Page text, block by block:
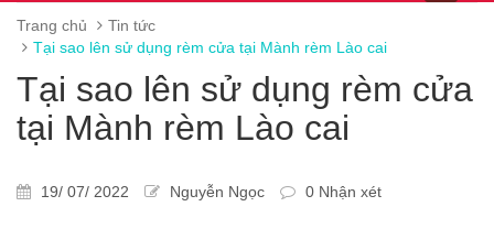
Trang chủ
Tin tức
Tại sao lên sử dụng rèm cửa tại Mành rèm Lào cai
Tại sao lên sử dụng rèm cửa
tại Mành rèm Lào cai
19/ 07/ 2022 Nguyễn Ngọc 0 Nhận xét